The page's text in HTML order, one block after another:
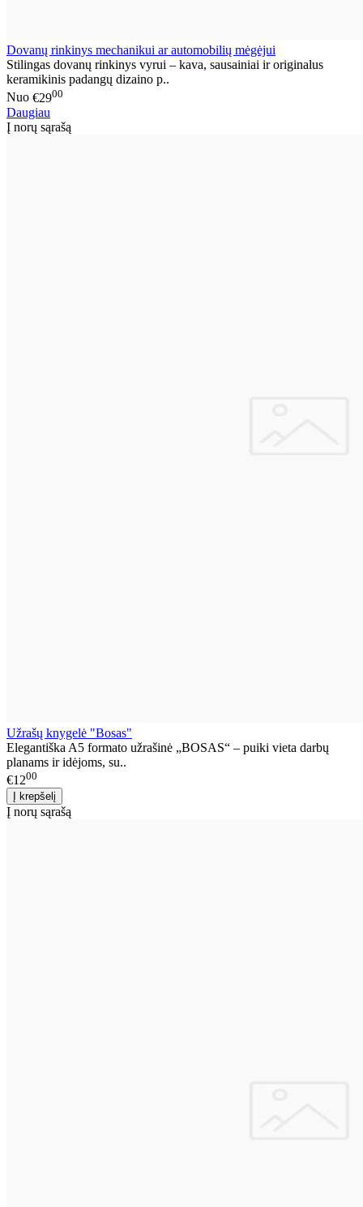
Dovanų rinkinys mechanikui ar automobilių mėgėjui
Stilingas dovanų rinkinys vyrui – kava, sausainiai ir originalus
keramikinis padangų dizaino p..
Nuo €2900
Daugiau
Į norų sąrašą
Užrašų knygelė "Bosas"
Elegantiška A5 formato užrašinė „BOSAS“ – puiki vieta darbų
planams ir idėjoms, su..
€1200
Į norų sąrašą